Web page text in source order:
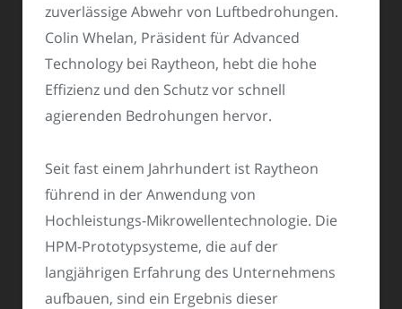
zuverlässige Abwehr von Luftbedrohungen.
Colin Whelan, Präsident für Advanced
Technology bei Raytheon, hebt die hohe
Effizienz und den Schutz vor schnell
agierenden Bedrohungen hervor.
Seit fast einem Jahrhundert ist Raytheon
führend in der Anwendung von
Hochleistungs-Mikrowellentechnologie. Die
HPM-Prototypsysteme, die auf der
langjährigen Erfahrung des Unternehmens
aufbauen, sind ein Ergebnis dieser